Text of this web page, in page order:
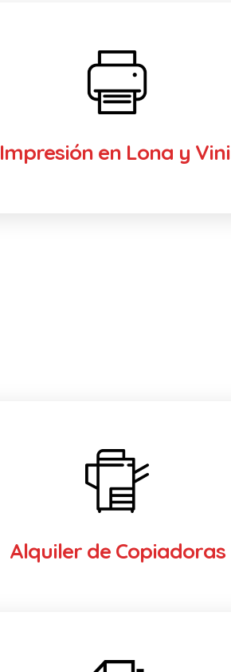
Impresión en Lona y
Alquiler de Copiadoras